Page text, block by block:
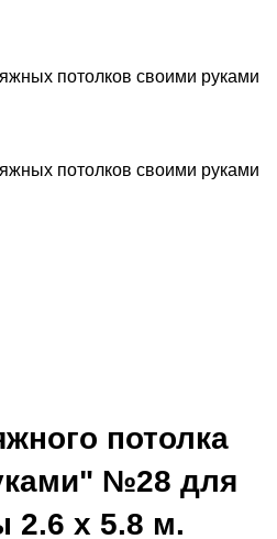
потолка
№28 для
2.6 х 5.8 м.